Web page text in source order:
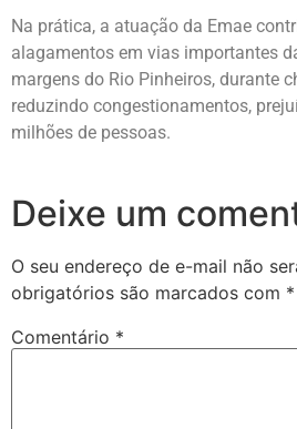
Na prática, a atuação da Emae
alagamentos em vias importantes
margens do Rio Pinheiros, durante
reduzindo congestionamentos,
milhões de pessoas.
Deixe um
O seu endereço de e-mail não
obrigatórios são marcados com *
Comentário *